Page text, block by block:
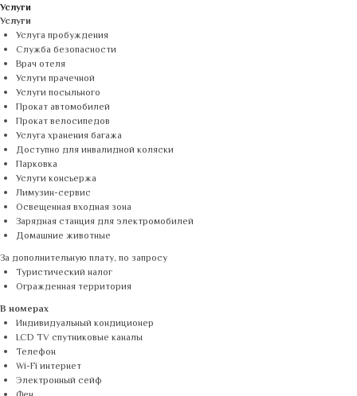
Услуги
Услуги
Услуга пробуждения
Служба безопасности
Врач отеля
Услуги прачечной
Услуги посыльного
Прокат автомобилей
Прокат велосипедов
Услуга хранения багажа
Доступно для инвалидной коляски
Парковка
Услуги консьержа
Лимузин-сервис
Освещенная входная зона
Зарядная станция для электромобилей
Домашние животные
За дополнительную плату, по запросу
Туристический налог
Огражденная территория
В номерах
Индивидуальный кондиционер
LCD TV спутниковые каналы
Телефон
Wi-Fi интернет
Электронный сейф